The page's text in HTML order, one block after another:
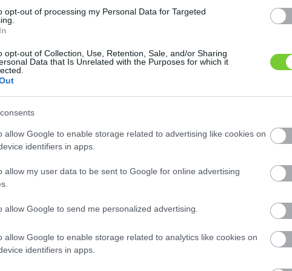
opt-out of processing my Personal Data for Targeted
opt-out of Collection, Use, Retention, Sale, and/or Sharing
Data that Is Unrelated with the Purposes for which it
allow Google to enable storage related to advertising like cookies on
identifiers in apps.
allow my user data to be sent to Google for online advertising
allow Google to send me personalized advertising.
allow Google to enable storage related to analytics like cookies on
identifiers in apps.
talajt
-
Napfényvirág (Helenium x hybridum)
Napfényvirág (Helenium x hybridum)Magassága: